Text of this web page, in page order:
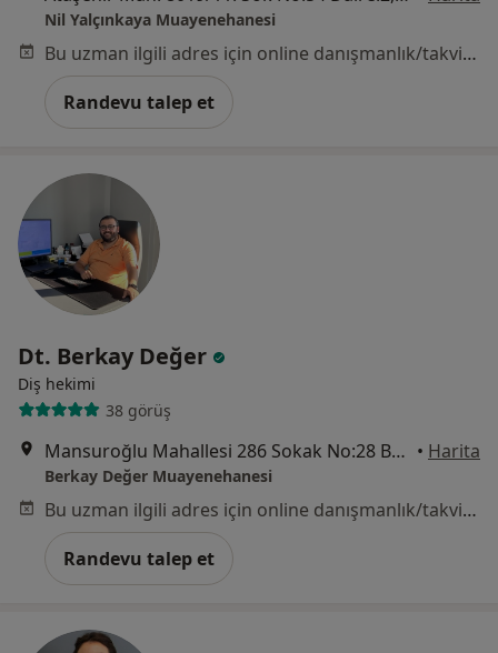
Nil Yalçınkaya Muayenehanesi
Bu uzman ilgili adres için online danışmanlık/takvim sunmuyor.
Randevu talep et
Dt. Berkay Değer
Diş hekimi
38 görüş
Mansuroğlu Mahallesi 286 Sokak No:28 B1 Blok Kat:2 Daire:4, İzmir • Harita
Berkay Değer Muayenehanesi
Bu uzman ilgili adres için online danışmanlık/takvim sunmuyor.
Randevu talep et